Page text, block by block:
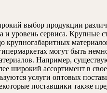
выбор продукции
и уровень сервиса. Крупные
могут быть
Например,
широкий ассортимент в
услуги оптовых
поставщики также